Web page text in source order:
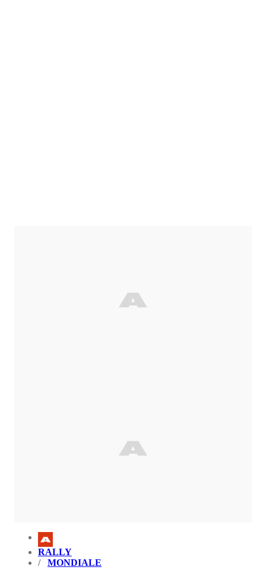
RALLY
MONDIALE